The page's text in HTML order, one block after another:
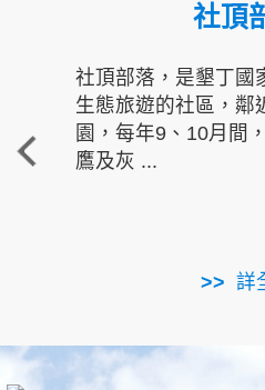
社頂
社頂部落，是墾丁國
生態旅遊的社區，鄰
園，每年9、10月間
鷹及灰 ...
詳